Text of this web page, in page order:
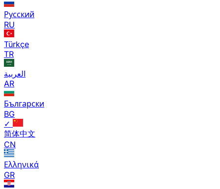
Русский
RU
Türkçe
TR
العربية
AR
Български
BG
✓
简体中文
CN
Ελληνικά
GR